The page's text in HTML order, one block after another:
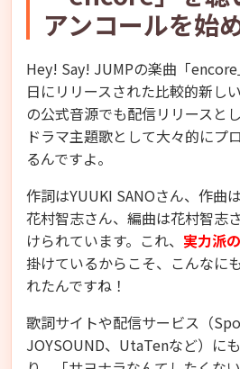
アンコールを始
Hey! Say! JUMPの楽曲「
日にリリースされた比較的新し
の公式音源でも配信リリースと
ドラマ主題歌として大々的にプ
るんですよ。
作詞はYUUKI SANOさん、作曲
花村智志さん、編曲は花村智志
けられています。これ、 実力派
掛けているからこそ、こんなに
れたんですね！
歌詞サイトや配信サービス（
JOYSOUND、UtaTenなど）に